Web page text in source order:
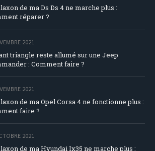
de ma Ds Ds 4 ne marche plus :
réparer ?
2021
triangle reste allumé sur une Jeep
: Comment faire ?
2021
de ma Opel Corsa 4 ne fonctionne plus :
faire ?
2021
de ma Hyundai Ix35 ne marche plus :